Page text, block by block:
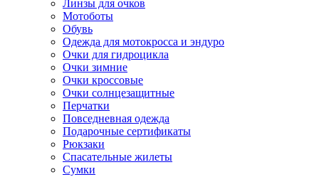
Линзы для очков
Мотоботы
Обувь
Одежда для мотокросса и эндуро
Очки для гидроцикла
Очки зимние
Очки кроссовые
Очки солнцезащитные
Перчатки
Повседневная одежда
Подарочные сертификаты
Рюкзаки
Спасательные жилеты
Сумки